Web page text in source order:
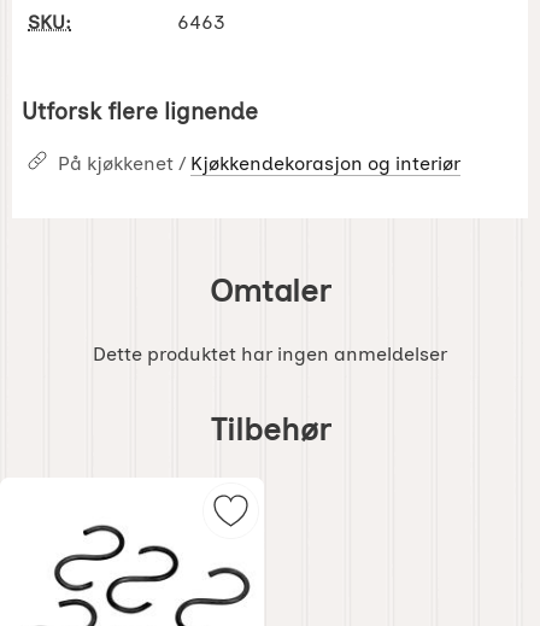
SKU: 6463
Utforsk flere lignende
På kjøkkenet / Kjøkkendekorasjon og interiør
Omtaler
Dette produktet har ingen anmeldelser
Tilbehør
Merk s-kroker svart som favoritt